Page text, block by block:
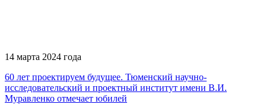
14 марта 2024 года
60 лет проектируем будущее. Тюменский научно-
исследовательский и проектный институт имени В.И.
Муравленко отмечает юбилей